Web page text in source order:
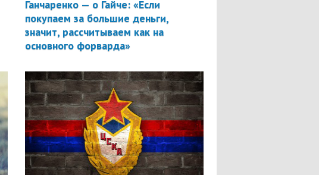
Ганчаренко — о Гайче: «Если
покупаем за большие деньги,
значит, рассчитываем как на
основного форварда»